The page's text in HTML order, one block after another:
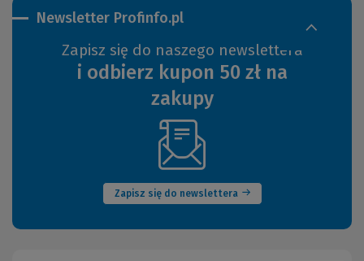
Newsletter Profinfo.pl
Zapisz się do naszego newslettera
i odbierz kupon 50 zł na
zakupy
Zapisz się do newslettera
(Nowe
okno)